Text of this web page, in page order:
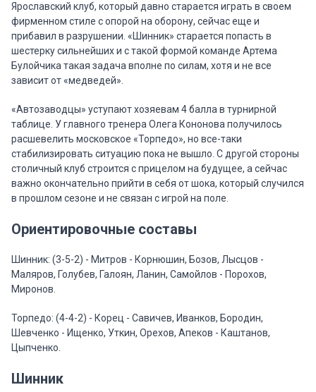
Ярославский клуб, который давно старается играть в своем
фирменном стиле с опорой на оборону, сейчас еще и
прибавил в разрушении. «Шинник» старается попасть в
шестерку сильнейших и с такой формой команде Артема
Булойчика такая задача вполне по силам, хотя и не все
зависит от «медведей».
«Автозаводцы» уступают хозяевам 4 балла в турнирной
таблице. У главного тренера Олега Кононова получилось
расшевелить московское «Торпедо», но все-таки
стабилизировать ситуацию пока не вышло. С другой стороны
столичный клуб строится с прицелом на будущее, а сейчас
важно окончательно прийти в себя от шока, который случился
в прошлом сезоне и не связан с игрой на поле.
Ориентировочные составы
Шинник: (3-5-2) - Митров - Корнюшин, Бозов, Лысцов -
Маляров, Голубев, Галоян, Ланин, Самойлов - Порохов,
Миронов.
Торпедо: (4-4-2) - Корец - Савичев, Иванков, Бородин,
Шевченко - Ищенко, Уткин, Орехов, Апеков - Каштанов,
Цыпченко.
Шинник